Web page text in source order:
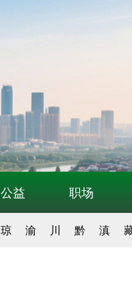
公益 职场
琼 渝 川 黔 滇